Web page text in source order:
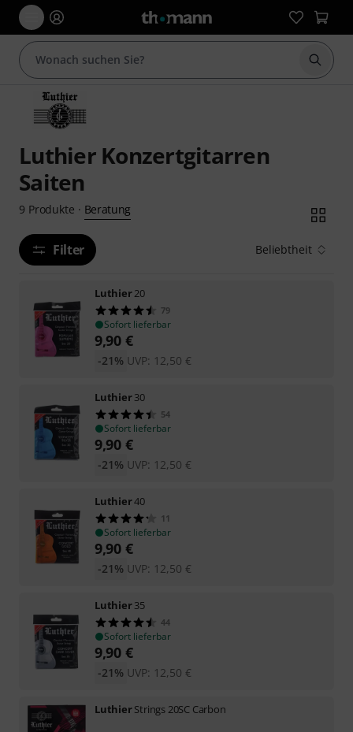
Suche
Luthier Konzertgitarren
Saiten
9 Produkte · Beratung
Filter Beliebtheit
Luthier20
79
Sofort lieferbar
9,90 €
UVP: 12,50 €
-21%
Luthier30
54
Sofort lieferbar
9,90 €
UVP: 12,50 €
-21%
Luthier40
11
Sofort lieferbar
9,90 €
UVP: 12,50 €
-21%
Luthier35
44
Sofort lieferbar
9,90 €
UVP: 12,50 €
-21%
LuthierStrings 20SC Carbon